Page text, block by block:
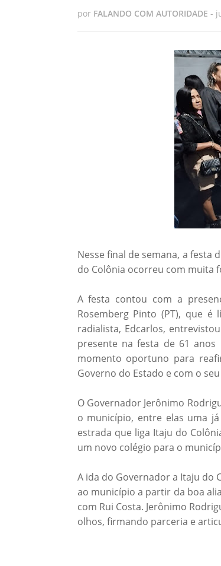
por FALANDO COM AUTORIDADE -
Nesse final de semana, a festa
do Colônia ocorreu com muita
A festa contou com a
Rosemberg Pinto (PT), que é
radialista, Edcarlos,
presente na festa de 61
momento oportuno para
Governo do Estado e com o
O Governador Jerônimo
o município, entre elas uma
estrada que liga Itaju do
um novo colégio para o
A ida do Governador a Itaju
ao município a partir da boa
com Rui Costa. Jerônimo
olhos, firmando parceria e